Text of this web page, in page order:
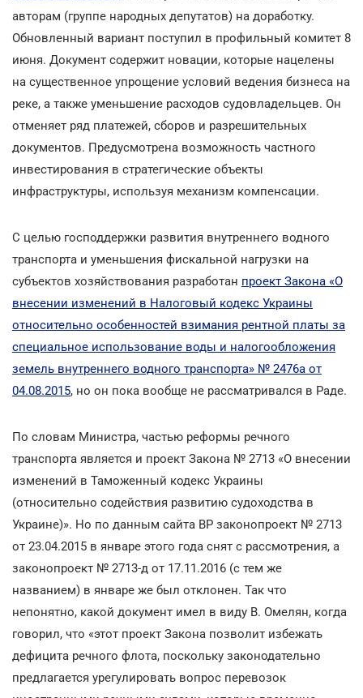
авторам (группе народных депутатов) на доработку.
Обновленный вариант поступил в профильный комитет 8
июня. Документ содержит новации, которые нацелены
на существенное упрощение условий ведения бизнеса на
реке, а также уменьшение расходов судовладельцев. Он
отменяет ряд платежей, сборов и разрешительных
документов. Предусмотрена возможность частного
инвестирования в стратегические объекты
инфраструктуры, используя механизм компенсации.
С целью господдержки развития внутреннего водного
транспорта и уменьшения фискальной нагрузки на
субъектов хозяйствования разработан проект Закона «О
внесении изменений в Налоговый кодекс Украины
относительно особенностей взимания рентной платы за
специальное использование воды и налогообложения
земель внутреннего водного транспорта» № 2476а от
04.08.2015, но он пока вообще не рассматривался в Раде.
По словам Министра, частью реформы речного
транспорта является и проект Закона № 2713 «О внесении
изменений в Таможенный кодекс Украины
(относительно содействия развитию судоходства в
Украине)». Но по данным сайта ВР законопроект № 2713
от 23.04.2015 в январе этого года снят с рассмотрения, а
законопроект № 2713-д от 17.11.2016 (с тем же
названием) в январе же был отклонен. Так что
непонятно, какой документ имел в виду В. Омелян, когда
говорил, что «этот проект Закона позволит избежать
дефицита речного флота, поскольку законодательно
предлагается урегулировать вопрос перевозок